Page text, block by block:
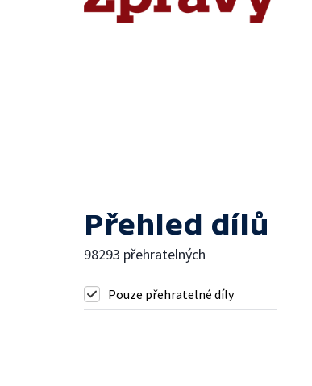
Přehled dílů
98293 přehratelných
Pouze přehratelné díly